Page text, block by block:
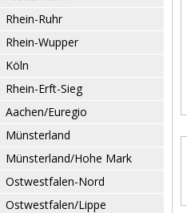
Rhein-Ruhr
Rhein-Wupper
Köln
Rhein-Erft-Sieg
Aachen/Euregio
Münsterland
Münsterland/Hohe Mark
Ostwestfalen-Nord
Ostwestfalen/Lippe